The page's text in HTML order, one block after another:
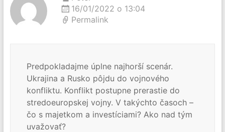
16/01/2022 o 13:04
Permalink
Predpokladajme úplne najhorší scenár.
Ukrajina a Rusko pôjdu do vojnového
konfliktu. Konflikt postupne prerastie do
stredoeuropskej vojny. V takýchto časoch –
čo s majetkom a investíciami? Ako nad tým
uvažovať?